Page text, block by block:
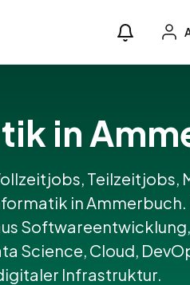
in
Teilzeitjobs,
in Ammerbuch.
Softwareentwicklung,
Science, Cloud,
Infrastruktur.